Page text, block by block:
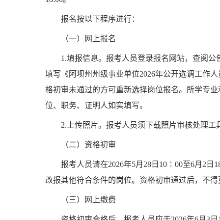
报名按以下程序进行：
（一） 网上报名
1.填报信息。 报考人员登录报名网站，查阅
填写《阿坝州州级事业单位2026年公开选调工作
格初审未通过的方可重新选择岗位报名。 所学专
位、职务、证明人如实填写。
2.上传照片。 报考人员须下载照片审核处理工
（二）资格初审
报考人员请在2026年5月28日10∶00至6月2
改报其他符合条件的岗位。资格初审通过后，不
（三）网上缴费